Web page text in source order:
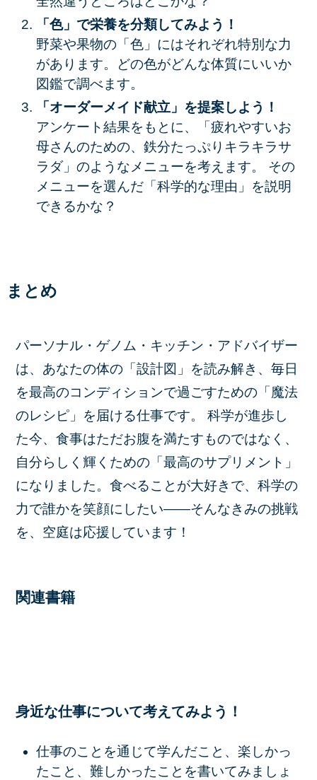
「色」で栄養を分類してみよう！
野菜や果物の「色」にはそれぞれ特別な力
があります。どの色がどんな体質にいいか
図鑑で調べます。
「オーダーメイド献立」を提案しよう！
アンケート結果をもとに、「疲れやすいお
母さんのための、鉄分たっぷりキラキラサ
ラダ」のようなメニューを考えます。 その
メニューを選んだ「科学的な理由」を説明
できるかな？
まとめ
パーソナル・ゲノム・キッチン・アドバイザー
は、あなたの体の「設計図」を読み解き、毎日
を最高のコンディションで過ごすための「魔法
のレシピ」を届ける仕事です。 科学が進歩し
た今、食事はただお腹を満たすものではなく、
自分らしく輝くための「最高のサプリメント」
になりました。食べることが大好きで、科学の
力で誰かを笑顔にしたい――そんなきみの挑戦
を、空庭は応援しています！
関連書籍
身近な仕事について考えてみよう！
仕事のことを通じて学んだこと、楽しかっ
たこと、難しかったことを書いてみましょ